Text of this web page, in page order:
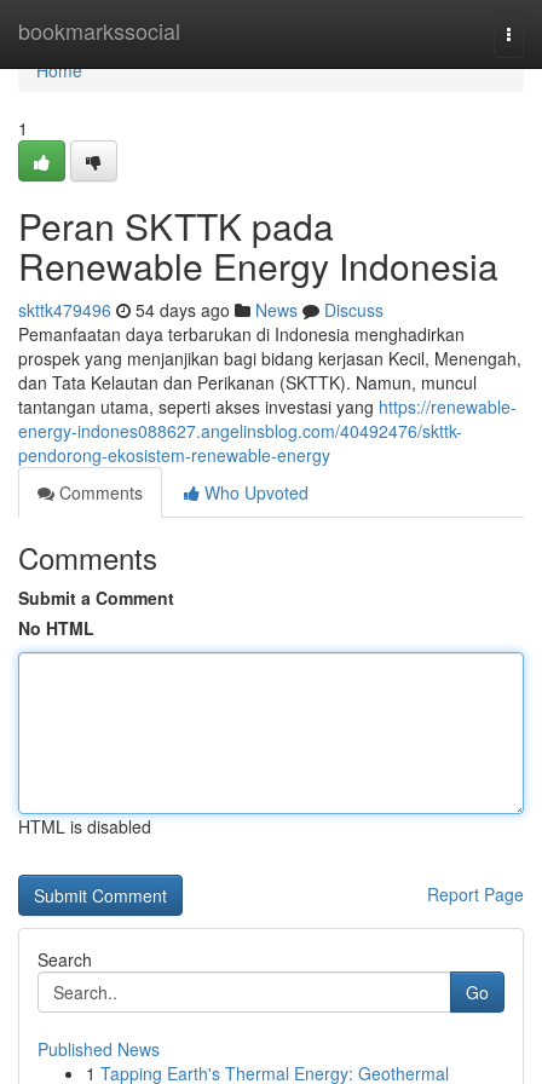
bookmarkssocial
Home
Home
1
Peran SKTTK pada
Renewable Energy Indonesia
skttk479496 54 days ago News
Discuss
Pemanfaatan daya terbarukan di Indonesia menghadirkan
prospek yang menjanjikan bagi bidang kerjasan Kecil, Menengah,
dan Tata Kelautan dan Perikanan (SKTTK). Namun, muncul
tantangan utama, seperti akses investasi yang https://renewable-
energy-indones088627.angelinsblog.com/40492476/skttk-
pendorong-ekosistem-renewable-energy
Comments
Who Upvoted
Comments
Submit a Comment
No HTML
HTML is disabled
Report Page
Search
Go
Published News
1 Tapping Earth's Thermal Energy: Geothermal